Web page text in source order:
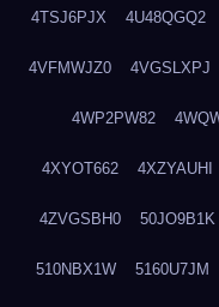
4TSJ6PJX 4U48QGQ2
4VFMWJZ0 4VGSLXPJ
4WP2PW82
4XYOT662 4XZYAUHI
4ZVGSBH0 50JO9B1K
510NBX1W 5160U7JM